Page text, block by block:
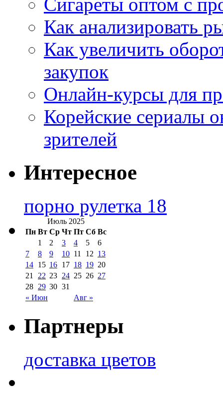
Сигареты оптом с
Как анализировать
Как увеличить
закупок
Онлайн-курсы для
Корейские сериалы
зрителей
Интересное
порно рулетка 18
Июль 2025
Пн Вт Ср Чт Пт Сб Вс
« Июн Авг »
1 2 3 4 5
6
7
8 9 10 11 12 13
14 15 16 17 18 19 20
21
22 23 24 25 26 27
28 29 30 31
Партнеры
доставка цветов